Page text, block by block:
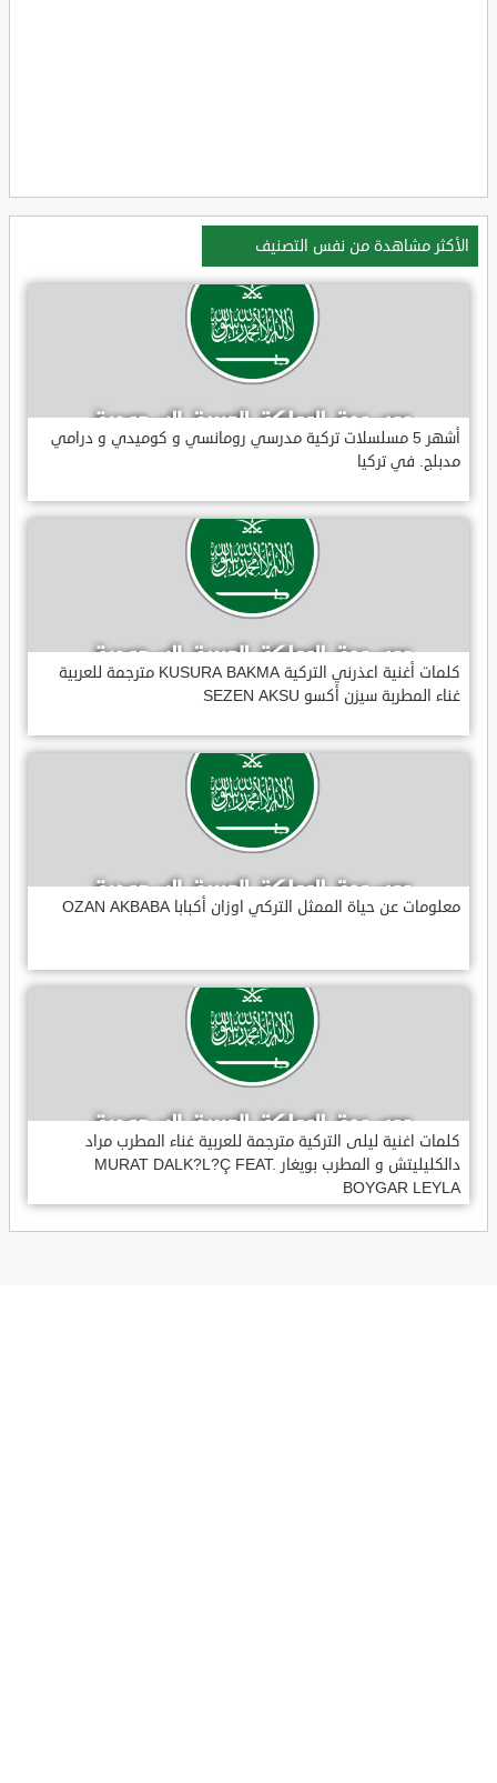
الأكثر مشاهدة من نفس التصنيف
أشهر 5 مسلسلات تركية مدرسي رومانسي و كوميدي و درامي
مدبلج. في تركيا
كلمات أغنية اعذرني التركية KUSURA BAKMA مترجمة للعربية
غناء المطربة سيزن أكسو SEZEN AKSU
معلومات عن حياة الممثل التركي اوزان أكبابا OZAN AKBABA
كلمات اغنية ليلى التركية مترجمة للعربية غناء المطرب مراد
دالكليليتش و المطرب بويغار MURAT DALK?L?Ç FEAT.
BOYGAR LEYLA